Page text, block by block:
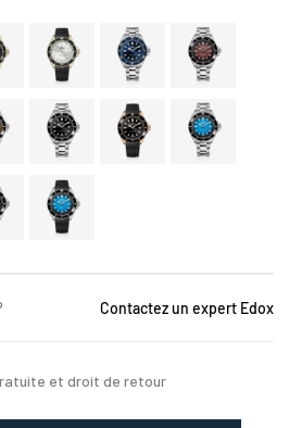
Contactez un expert Edox
et droit de retour